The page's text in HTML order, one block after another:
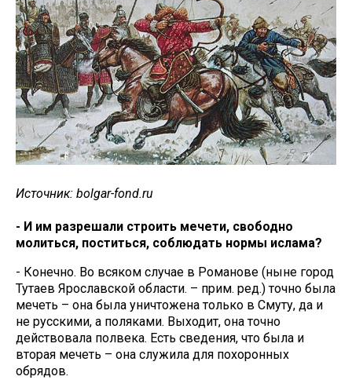
Источник: bolgar-fond.ru
- И им разрешали строить мечети, свободно
молиться, поститься, соблюдать нормы ислама?
- Конечно. Во всяком случае в Романове (ныне город
Тутаев Ярославской области. – прим. ред.) точно была
мечеть – она была уничтожена только в Смуту, да и
не русскими, а поляками. Выходит, она точно
действовала полвека. Есть сведения, что была и
вторая мечеть – она служила для похоронных
обрядов.